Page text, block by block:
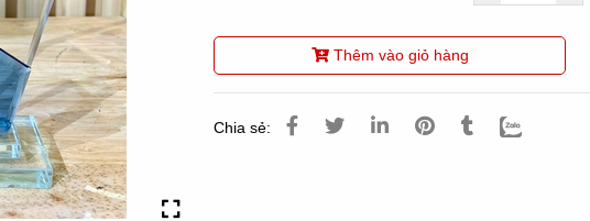
Thêm vào giỏ hàng
Chia sẻ: